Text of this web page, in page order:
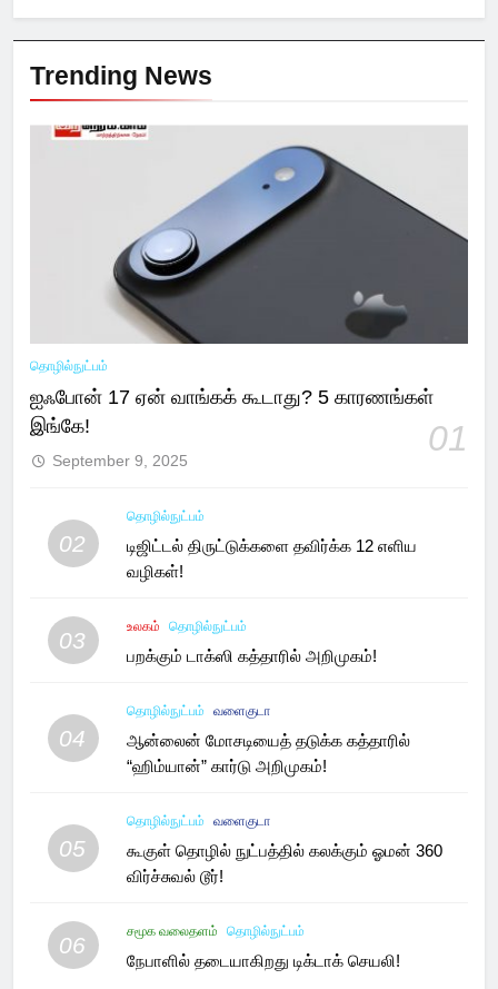
Trending News
தொழில்நுட்பம்
ஐஃபோன் 17 ஏன் வாங்கக் கூடாது? 5 காரணங்கள்
இங்கே!
01
September 9, 2025
02
தொழில்நுட்பம்
டிஜிட்டல் திருட்டுக்களை தவிர்க்க 12 எளிய
வழிகள்!
03
உலகம் தொழில்நுட்பம்
பறக்கும் டாக்ஸி கத்தாரில் அறிமுகம்!
04
தொழில்நுட்பம் வளைகுடா
ஆன்லைன் மோசடியைத் தடுக்க கத்தாரில்
“ஹிம்யான்” கார்டு அறிமுகம்!
05
தொழில்நுட்பம் வளைகுடா
கூகுள் தொழில் நுட்பத்தில் கலக்கும் ஓமன் 360
விர்ச்சுவல் டூர்!
06
சமூக வலைதளம் தொழில்நுட்பம்
நேபாளில் தடையாகிறது டிக்டாக் செயலி!